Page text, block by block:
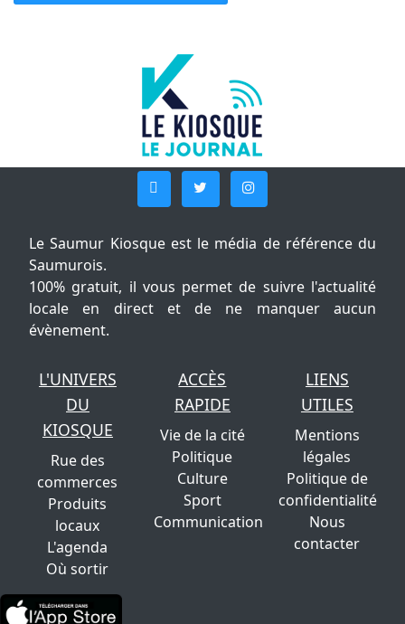
Le Saumur Kiosque est le média de référence du
Saumurois.
100% gratuit, il vous permet de suivre l'actualité
locale en direct et de ne manquer aucun
évènement.
L'UNIVERS
DU
KIOSQUE
Rue des
commerces
Produits
locaux
L'agenda
Où sortir
ACCÈS
RAPIDE
Vie de la cité
Politique
Culture
Sport
Communication
LIENS
UTILES
Mentions
légales
Politique de
confidentialité
Nous
contacter